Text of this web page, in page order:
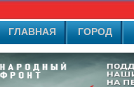
ГЛАВНАЯ ГОРОД